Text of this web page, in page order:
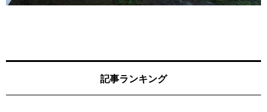
記事ランキング